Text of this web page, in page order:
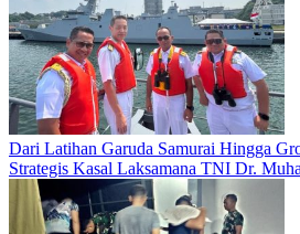
Dari Latihan Garuda Samurai Hingga
Strategis Kasal Laksamana TNI Dr.